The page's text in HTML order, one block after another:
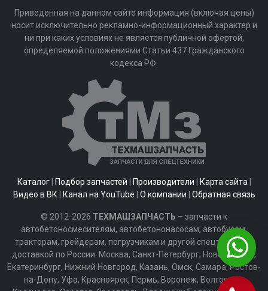
Приведенная на данном сайте информация (включая цены)
носит исключительно рекламно-информационный характер и
ни при каких условиях не является публичной офертой,
определяемой положениями Статьи 437 Гражданского
кодекса РФ.
Каталог| Подбор запчастей Производители Карта сайта
Видео в ВК
Канал на YouTube О компании Обратная связь
© 2012-2026 ТЕХМАШЗАПЧАСТЬ – запчасти к
автобетоносмесителям, автобетононасосам, автобусам,
тракторам, грейдерам, погрузчикам и другой спецтехнике с
доставкой по России: Москва, Санкт-Петербург, Новосибирск,
Екатеринбург, Нижний Новгород, Казань, Омск, Самара, Ростов-
на-Дону, Уфа, Красноярск, Пермь, Воронеж, Волгоград,